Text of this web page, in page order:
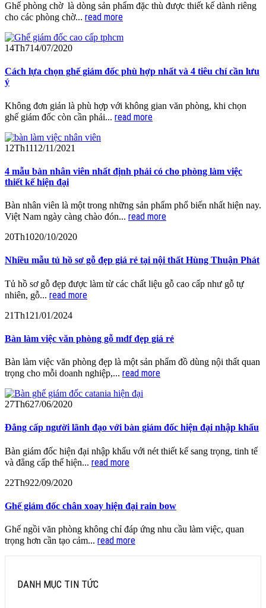
Ghế phòng chờ là dòng sản phẩm đặc thù được thiết kế dành riêng
cho các phòng chờ... read more
14Th714/07/2020
Cách lựa chọn ghế giám đốc phù hợp nhất và 4 tiêu chí cần lưu
ý
Không đơn giản là phù hợp với không gian văn phòng, khi chọn
ghế giám đốc còn cần phải... read more
12Th1112/11/2021
4 mẫu bàn nhân viên nhất định phải có cho phòng làm việc
thiết kế hiện đại
Bàn nhân viên là một trong những sản phẩm phổ biến nhất hiện nay.
Việt Nam ngày càng chào đón... read more
20Th1020/10/2020
Nhiều mẫu tủ hồ sơ gỗ đẹp giá rẻ tại nội thất Hùng Thuận Phát
Tủ hồ sơ gỗ đẹp được làm từ các chất liệu gỗ cao cấp như gỗ tự
nhiên, gỗ... read more
21Th1 21/01/2024
Bàn làm việc văn phòng gỗ mdf đẹp giá rẻ
Bàn làm việc văn phòng đẹp là một sản phẩm đồ dùng nội thất quan
trọng cho mỗi doanh nghiệp,... read more
27Th627/06/2020
Đẳng cấp người lãnh đạo với bàn giám đốc hiện đại nhập khẩu
Bàn giám đốc hiện đại nhập khẩu với nét thiết kế sang trọng, tinh tế
và đẳng cấp thể hiện... read more
22Th922/09/2020
Ghế giám đốc chân xoay hiện đại rain bow
Ghế ngồi văn phòng không chỉ đáp ứng nhu cầu làm việc, quan
trọng hơn cần tạo cảm... read more
DANH MỤC TIN TỨC